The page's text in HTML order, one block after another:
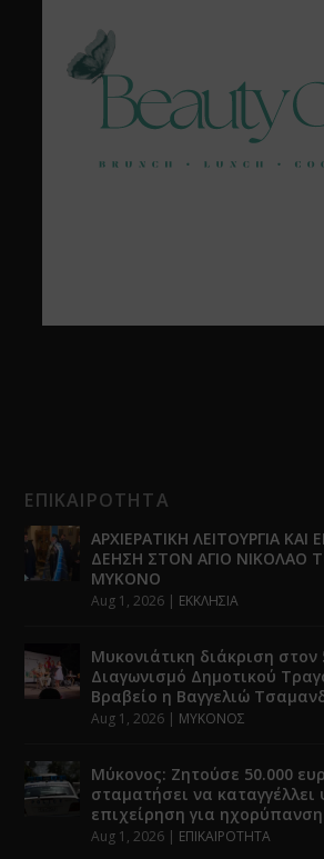
ΕΠΙΚΑΙΡΟΤΗΤΑ
ΑΡΧΙΕΡΑΤΙΚΗ ΛΕΙΤΟΥΡΓΙΑ
ΔΕΗΣΗ ΣΤΟΝ ΑΓΙΟ ΝΙΚΟΛΑΟ
ΜΥΚΟΝΟ
Aug 1, 2026 | ΕΚΚΛΗΣΙΑ
Μυκονιάτικη διάκριση στον
Διαγωνισμό Δημοτικού
Βραβείο η Βαγγελιώ
Aug 1, 2026 | ΜΥΚΟΝΟΣ
Μύκονος: Ζητούσε 50.000
σταματήσει να καταγγέλλει
επιχείρηση για ηχορύπανση
Aug 1, 2026 | ΕΠΙΚΑΙΡΟΤΗΤΑ